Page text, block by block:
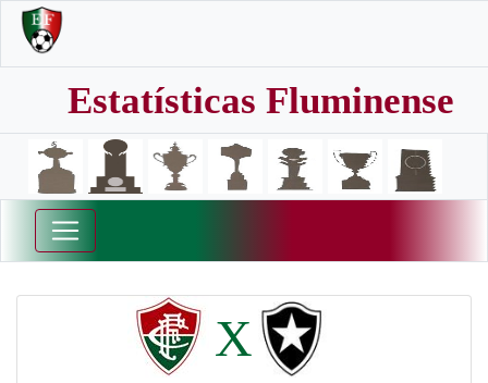
Estatísticas Fluminense
X